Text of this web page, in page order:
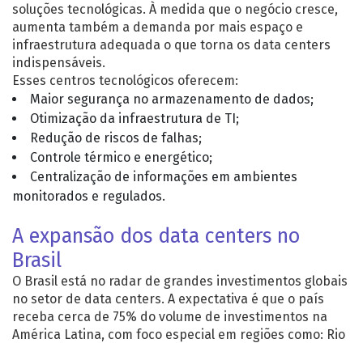
soluções tecnológicas. À medida que o negócio cresce,
aumenta também a demanda por mais espaço e
infraestrutura adequada o que torna os data centers
indispensáveis.
Esses centros tecnológicos oferecem:
Maior segurança no armazenamento de dados;
Otimização da infraestrutura de TI;
Redução de riscos de falhas;
Controle térmico e energético;
Centralização de informações em ambientes
monitorados e regulados.
A expansão dos data centers no
Brasil
O Brasil está no radar de grandes investimentos globais
no setor de data centers. A expectativa é que o país
receba cerca de 75% do volume de investimentos na
América Latina, com foco especial em regiões como: Rio